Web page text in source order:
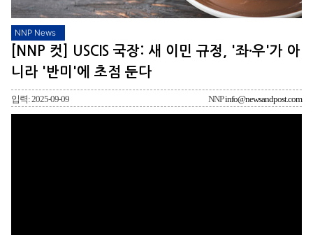
NNP News
[NNP 컷] USCIS 국장: 새 이민 규정, '좌·우'가 아
니라 '반미'에 초점 둔다
입력: 2025-09-09 NNPinfo@newsandpost.com